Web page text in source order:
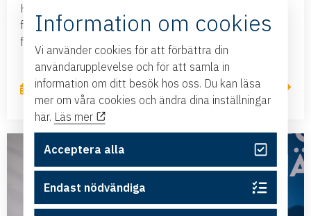
Hur säkerställer vi att företag i hela Sverige kan
fortsätta växa och konkurrera internationellt? Den
frågan präglade seminariet som Sveriges...
2 juli, 2026 Läs mer
Information om cookies
Vi använder cookies för att förbättra din
användarupplevelse och för att samla in
information om ditt besök hos oss. Du kan läsa
mer om våra cookies och ändra dina inställningar
här. Läs mer
Acceptera alla
Endast nödvändiga